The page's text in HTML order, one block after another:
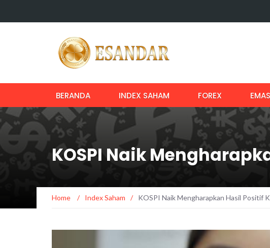
BERANDA INDEX SAHAM FOREX EMAS
KOSPI Naik
Home / Index Saham / KOSPI Naik Mengharapkan Hasil Positif